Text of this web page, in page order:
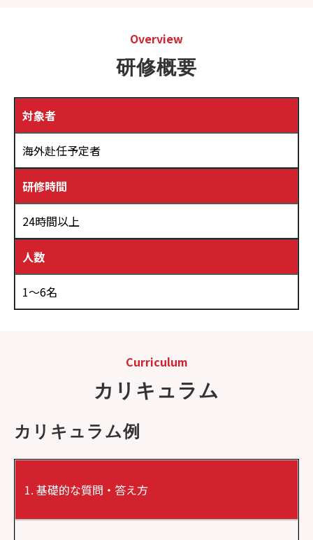
Overview
研修概要
対象者
海外赴任予定者
研修時間
24時間以上
人数
1～6名
Curriculum
カリキュラム
カリキュラム例
基礎的な質問・答え方